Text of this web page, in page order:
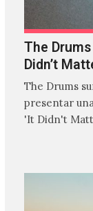
The
Didn’t
The Drums
presentar
'It Didn't